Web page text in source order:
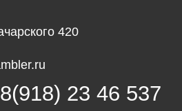
420
8(918) 23 46 537